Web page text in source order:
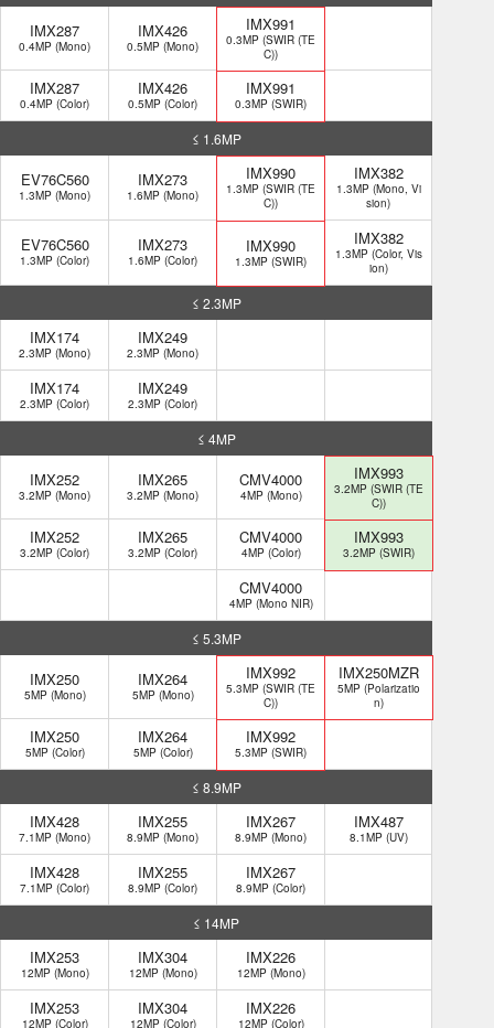
IMX287
0.4MP (Mono)
IMX426
0.5MP (Mono)
IMX991
0.3MP (SWIR (TE
C))
IMX287
0.4MP (Color)
IMX426
0.5MP (Color)
IMX991
0.3MP (SWIR)
≤ 1.6MP
EV76C560
1.3MP (Mono)
IMX273
1.6MP (Mono)
IMX990
1.3MP (SWIR (TE
C))
IMX382
1.3MP (Mono, Vi
sion)
EV76C560
1.3MP (Color)
IMX273
1.6MP (Color)
IMX990
1.3MP (SWIR)
IMX382
1.3MP (Color, Vis
ion)
≤ 2.3MP
IMX174
2.3MP (Mono)
IMX249
2.3MP (Mono)
IMX174
2.3MP (Color)
IMX249
2.3MP (Color)
≤ 4MP
IMX252
3.2MP (Mono)
IMX265
3.2MP (Mono)
CMV4000
4MP (Mono)
IMX993
3.2MP (SWIR (TE
C))
IMX252
3.2MP (Color)
IMX265
3.2MP (Color)
CMV4000
4MP (Color)
IMX993
3.2MP (SWIR)
CMV4000
4MP (Mono NIR)
≤ 5.3MP
IMX250
5MP (Mono)
IMX264
5MP (Mono)
IMX992
5.3MP (SWIR (TE
C))
IMX250MZR
5MP (Polarizatio
n)
IMX250
5MP (Color)
IMX264
5MP (Color)
IMX992
5.3MP (SWIR)
≤ 8.9MP
IMX428
7.1MP (Mono)
IMX255
8.9MP (Mono)
IMX267
8.9MP (Mono)
IMX487
8.1MP (UV)
IMX428
7.1MP (Color)
IMX255
8.9MP (Color)
IMX267
8.9MP (Color)
≤ 14MP
IMX253
12MP (Mono)
IMX304
12MP (Mono)
IMX226
12MP (Mono)
IMX253
12MP (Color)
IMX304
12MP (Color)
IMX226
12MP (Color)